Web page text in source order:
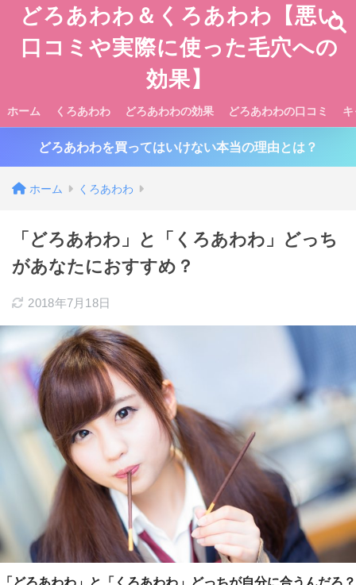
どろあわわ＆くろあわわ【悪い
口コミや実際に使った毛穴への
効果】
ホーム くろあわわ どろあわわの効果 どろあわわの口コミ
どろあわわを買ってはいけない本当の理由とは？
ホーム くろあわわ
「どろあわわ」と「くろあわわ」どっち
があなたにおすすめ？
2018年7月18日
「どろあわわ」と「くろあわわ」どっちが自分に合うんだろ？